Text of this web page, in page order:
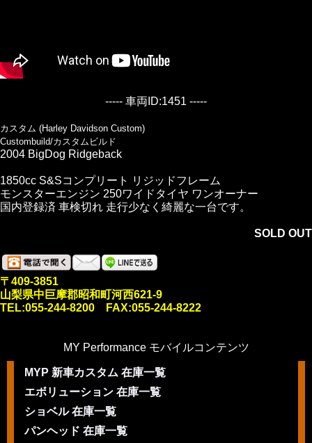
----- 車両ID:1451 -----
カスタム (Harley Davidson Custom)
Custombuild/カスタムビルド
2004 BigDog Ridgeback
1850cc S&Sコンプリート リジッドフレーム
モンスターエンジン 250ワイドタイヤ ワンオーナー
国内登録済 車検切れ 走行少なく綺麗な一台です。
SOLD OUT
〒409-3851
山梨県中巨摩郡昭和町河西621-9
TEL:055-244-8200 FAX:055-244-8222
MY Performance モバイルコンテンツ
MYP 新車カスタム 在庫一覧
エボリューション 在庫一覧
ショベル 在庫一覧
パンヘッド 在庫一覧